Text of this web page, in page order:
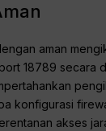
aman
18789 secara
konfigurasi
akses